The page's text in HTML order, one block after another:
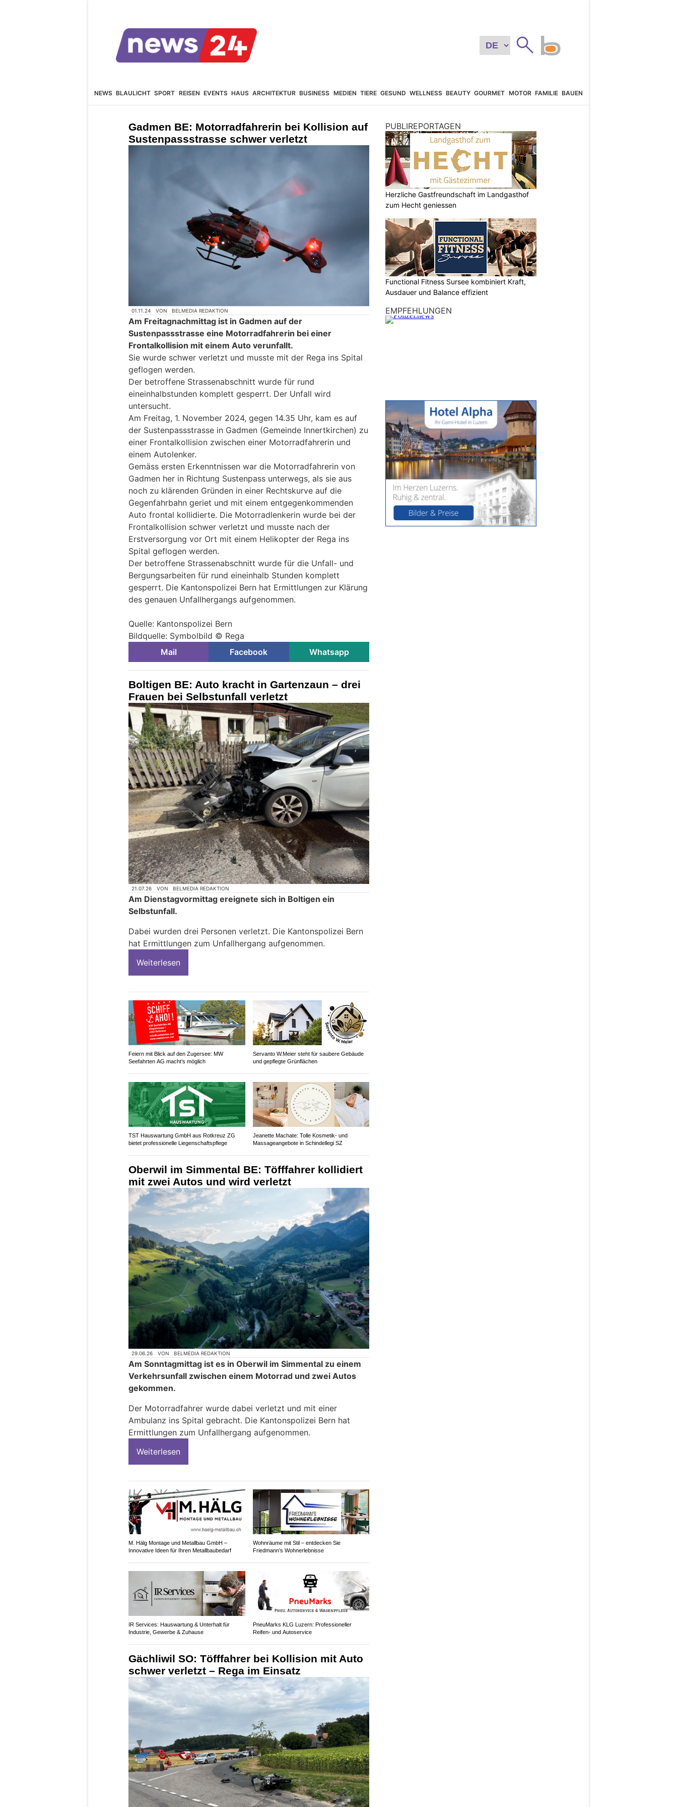
NEWS BLAULICHT SPORT REISEN EVENTS HAUS ARCHITEKTUR BUSINESS MEDIEN TIERE GESUND WELLNESS BEAUTY GOURMET MOTOR FAMILIE BAUEN
Gadmen BE: Motorradfahrerin bei Kollision auf
Sustenpassstrasse schwer verletzt
01.11.24 VON BELMEDIA REDAKTION
Am Freitagnachmittag ist in Gadmen auf der
Sustenpassstrasse eine Motorradfahrerin bei einer
Frontalkollision mit einem Auto verunfallt.
Sie wurde schwer verletzt und musste mit der Rega ins Spital
geflogen werden.
Der betroffene Strassenabschnitt wurde für rund
eineinhalbstunden komplett gesperrt. Der Unfall wird
untersucht.
Am Freitag, 1. November 2024, gegen 14.35 Uhr, kam es auf
der Sustenpassstrasse in Gadmen (Gemeinde Innertkirchen) zu
einer Frontalkollision zwischen einer Motorradfahrerin und
einem Autolenker.
Gemäss ersten Erkenntnissen war die Motorradfahrerin von
Gadmen her in Richtung Sustenpass unterwegs, als sie aus
noch zu klärenden Gründen in einer Rechtskurve auf die
Gegenfahrbahn geriet und mit einem entgegenkommenden
Auto frontal kollidierte. Die Motorradlenkerin wurde bei der
Frontalkollision schwer verletzt und musste nach der
Erstversorgung vor Ort mit einem Helikopter der Rega ins
Spital geflogen werden.
Der betroffene Strassenabschnitt wurde für die Unfall- und
Bergungsarbeiten für rund eineinhalb Stunden komplett
gesperrt. Die Kantonspolizei Bern hat Ermittlungen zur Klärung
des genauen Unfallhergangs aufgenommen.
Quelle: Kantonspolizei Bern
Bildquelle: Symbolbild © Rega
Mail
Facebook Whatsapp
Boltigen BE: Auto kracht in Gartenzaun – drei
Frauen bei Selbstunfall verletzt
21.07.26 VON BELMEDIA REDAKTION
Am Dienstagvormittag ereignete sich in Boltigen ein
Selbstunfall.
Dabei wurden drei Personen verletzt. Die Kantonspolizei Bern
hat Ermittlungen zum Unfallhergang aufgenommen.
Weiterlesen
Feiern mit Blick auf den Zugersee: MW
Seefahrten AG macht’s möglich
Servanto W.Meier steht für saubere Gebäude
und gepflegte Grünflächen
TST Hauswartung GmbH aus Rotkreuz ZG
bietet professionelle Liegenschaftspflege
Jeanette Machate: Tolle Kosmetik- und
Massageangebote in Schindellegi SZ
Oberwil im Simmental BE: Töfffahrer kollidiert
mit zwei Autos und wird verletzt
29.06.26 VON BELMEDIA REDAKTION
Am Sonntagmittag ist es in Oberwil im Simmental zu einem
Verkehrsunfall zwischen einem Motorrad und zwei Autos
gekommen.
Der Motorradfahrer wurde dabei verletzt und mit einer
Ambulanz ins Spital gebracht. Die Kantonspolizei Bern hat
Ermittlungen zum Unfallhergang aufgenommen.
Weiterlesen
M. Hälg Montage und Metallbau GmbH –
Innovative Ideen für Ihren Metallbaubedarf
Wohnräume mit Stil – entdecken Sie
Friedmann’s Wohnerlebnisse
IR Services: Hauswartung & Unterhalt für
Industrie, Gewerbe & Zuhause
PneuMarks KLG Luzern: Professioneller
Reifen- und Autoservice
Gächliwil SO: Töfffahrer bei Kollision mit Auto
schwer verletzt – Rega im Einsatz
PUBLIREPORTAGEN
Herzliche Gastfreundschaft im Landgasthof
zum Hecht geniessen
Functional Fitness Sursee kombiniert Kraft,
Ausdauer und Balance effizient
EMPFEHLUNGEN